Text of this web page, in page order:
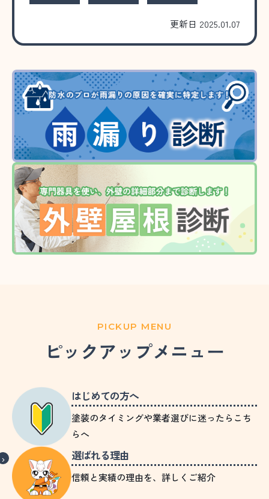
更新日 2025.01.07
PICKUP MENU
ピックアップメニュー
はじめての方へ
塗装のタイミングや業者選びに迷ったらこち
らへ
選ばれる理由
信頼と実績の理由を、詳しくご紹介